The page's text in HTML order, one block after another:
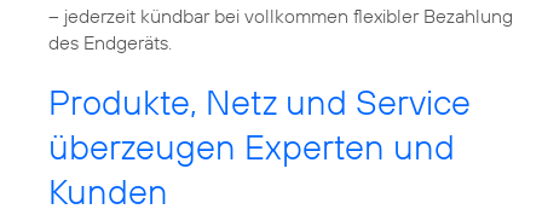
– jederzeit kündbar bei vollkommen flexibler Bezahlung
des Endgeräts.
Produkte, Netz und Service
überzeugen Experten und
Kunden